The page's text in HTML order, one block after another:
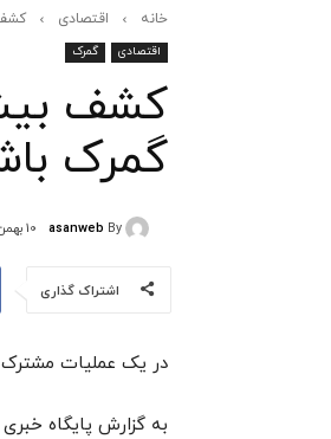
خانه اقتصادی کشف بیش از
اقتصادی گمرک
گمرک
By
asanweb 10 بهمن 1403
اشتراک گذاری
در یک عملیات مشترک بیش از ۵۰ هزار لیتر سوخت قاچاق کشف گردید اداره
به گزارش پایگاه